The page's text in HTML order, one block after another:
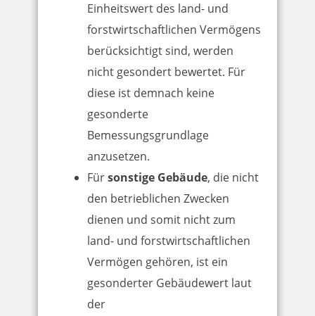
Einheitswert des land- und
forstwirtschaftlichen Vermögens
berücksichtigt sind, werden
nicht gesondert bewertet. Für
diese ist demnach keine
gesonderte
Bemessungsgrundlage
anzusetzen.
Fürsonstige Gebäude, die nicht
den betrieblichen Zwecken
dienen und somit nicht zum
land- und forstwirtschaftlichen
Vermögen gehören, ist ein
gesonderter Gebäudewert laut
der